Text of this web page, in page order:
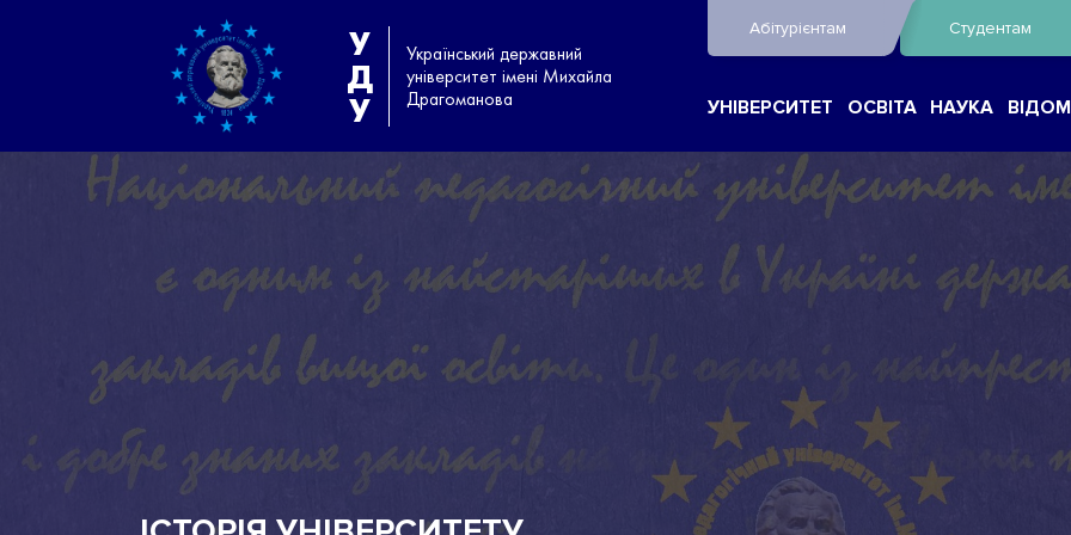
У
Д
У
Український державний
університет імені Михайла
Драгоманова
Абітурієнтам Студентам
УНІВЕРСИТЕТ ОСВІТА НАУКА